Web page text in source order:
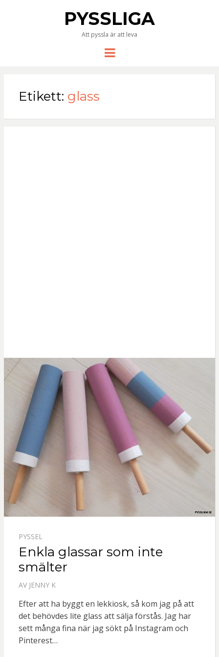
PYSSLIGA
Att pyssla är att leva
Meny
Etikett: glass
PYSSEL
Enkla glassar som inte
smälter
AV JENNY K
Efter att ha byggt en lekkiosk, så kom jag på att
det behövdes lite glass att sälja förstås. Jag har
sett många fina när jag sökt på Instagram och
Pinterest…